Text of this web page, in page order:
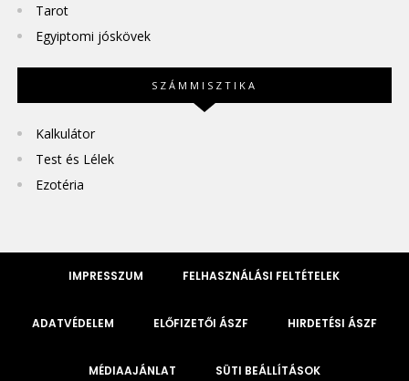
Tarot
Egyiptomi jóskövek
SZÁMMISZTIKA
Kalkulátor
Test és Lélek
Ezotéria
IMPRESSZUM FELHASZNÁLÁSI FELTÉTELEK
ADATVÉDELEM ELŐFIZETŐI ÁSZF HIRDETÉSI ÁSZF
MÉDIAAJÁNLAT SÜTI BEÁLLÍTÁSOK